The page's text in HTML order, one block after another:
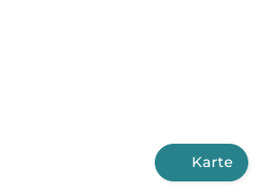
Karte